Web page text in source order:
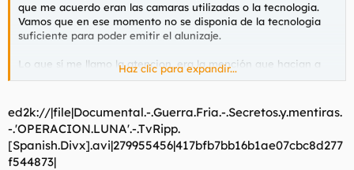
que me acuerdo eran las camaras utilizadas o la tecnologia.
Vamos que en ese momento no se disponia de la tecnologia
suficiente para poder emitir el alunizaje.
Lo que sí me llamo la atencion, era la mención que hacian a
Kubrick,al parecer su película impactó bastante a los
diseño de los trajes espaciales.
Terminar diciendo que el reportaje el reportaje acabo
afirmando que el reportaje era un montaje de Kubrick a
peticion del gobierno norteamericano.
Haz clic para expandir...
ed2k://|file|Documental.-.Guerra.Fria.-.Secretos.y.mentiras.
-.'OPERACION.LUNA'.-.TvRipp.
[Spanish.Divx].avi|279955456|417bfb7bb16b1ae07cbc8d277
f544873|